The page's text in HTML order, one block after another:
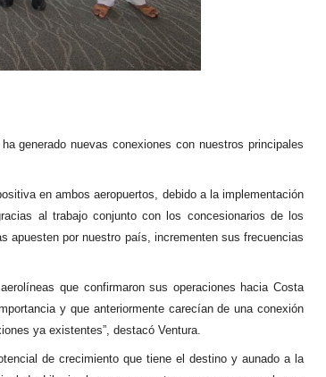
generado nuevas conexiones con nuestros principales
en ambos aeropuertos, debido a la implementación
al trabajo conjunto con los concesionarios de los
apuesten por nuestro país, incrementen sus frecuencias
que confirmaron sus operaciones hacia Costa
y que anteriormente carecían de una conexión
ya existentes”, destacó Ventura.
de crecimiento que tiene el destino y aunado a la